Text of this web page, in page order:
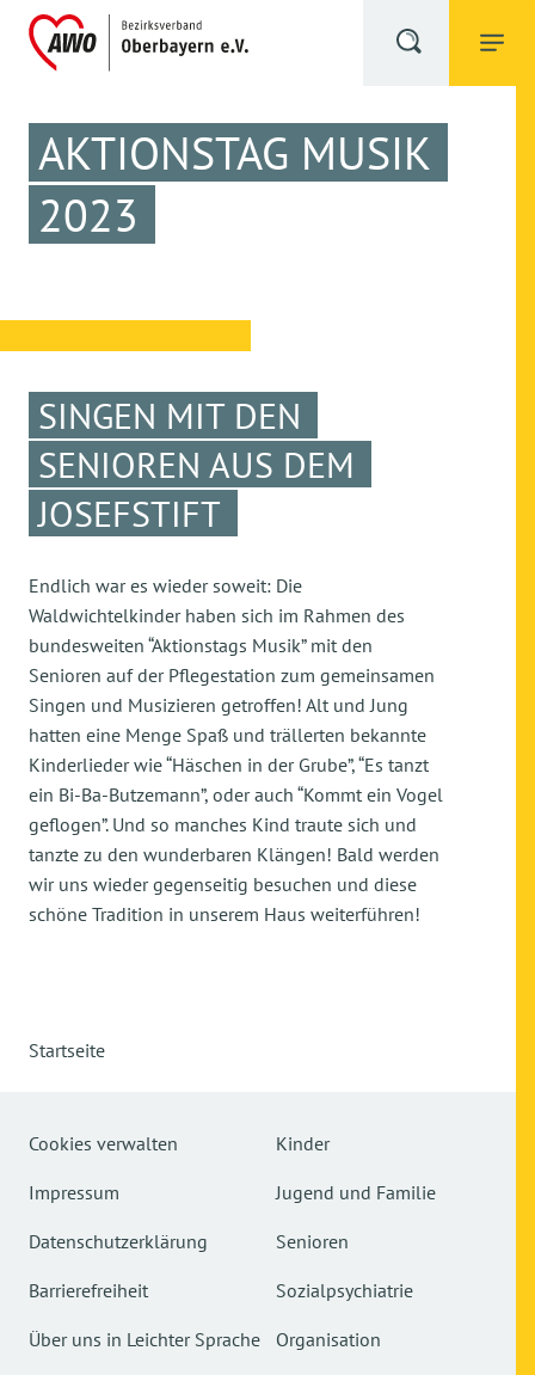
AKTIONSTAG MUSIK
2023
SINGEN MIT DEN
SENIOREN AUS DEM
JOSEFSTIFT
Endlich war es wieder soweit: Die
Waldwichtelkinder haben sich im Rahmen des
bundesweiten “Aktionstags Musik” mit den
Senioren auf der Pflegestation zum gemeinsamen
Singen und Musizieren getroffen! Alt und Jung
hatten eine Menge Spaß und trällerten bekannte
Kinderlieder wie “Häschen in der Grube”, “Es tanzt
ein Bi-Ba-Butzemann”, oder auch “Kommt ein Vogel
geflogen”. Und so manches Kind traute sich und
tanzte zu den wunderbaren Klängen! Bald werden
wir uns wieder gegenseitig besuchen und diese
schöne Tradition in unserem Haus weiterführen!
Startseite
Cookies verwalten
Impressum
Datenschutzerklärung
Barrierefreiheit
Über uns in Leichter Sprache
Kinder
Jugend und Familie
Senioren
Sozialpsychiatrie
Organisation